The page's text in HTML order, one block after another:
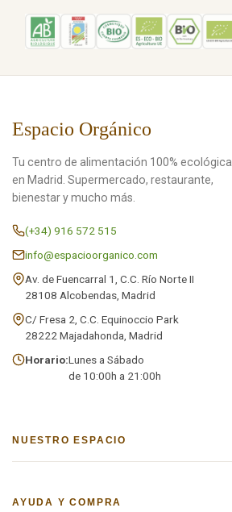
Espacio Orgánico
Tu centro de alimentación 100% ecológica
en Madrid. Supermercado, restaurante,
bienestar y mucho más.
(+34) 916 572 515
info@espacioorganico.com
Av. de Fuencarral 1, C.C. Río Norte II
28108 Alcobendas, Madrid
C/ Fresa 2, C.C. Equinoccio Park
28222 Majadahonda, Madrid
Horario:Lunes a Sábado
de 10:00h a 21:00h
NUESTRO ESPACIO
AYUDA Y COMPRA